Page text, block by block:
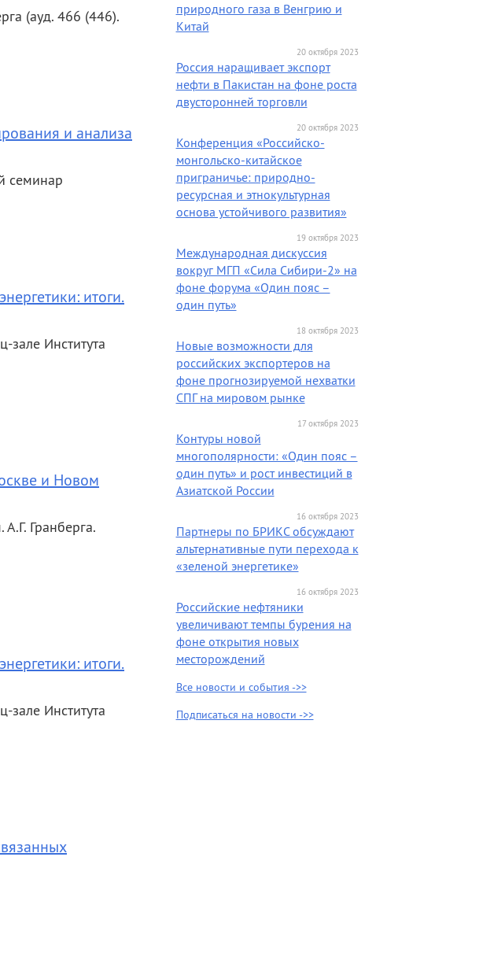
(ауд. 466 (446).
и анализа
семинар
итоги.
зале Института
и Новом
Гранберга.
итоги.
зале Института
природного газа в Венгрию и
Китай
20 октября 2023
Россия наращивает экспорт
нефти в Пакистан на фоне роста
двусторонней торговли
20 октября 2023
Конференция «Российско-
монгольско-китайское
приграничье: природно-
ресурсная и этнокультурная
основа устойчивого развития»
19 октября 2023
Международная дискуссия
вокруг МГП «Сила Сибири-2» на
фоне форума «Один пояс –
один путь»
18 октября 2023
Новые возможности для
российских экспортеров на
фоне прогнозируемой нехватки
СПГ на мировом рынке
17 октября 2023
Контуры новой
многополярности: «Один пояс –
один путь» и рост инвестиций в
Азиатской России
16 октября 2023
Партнеры по БРИКС обсуждают
альтернативные пути перехода к
«зеленой энергетике»
16 октября 2023
Российские нефтяники
увеличивают темпы бурения на
фоне открытия новых
месторождений
Все новости и события ->>
Подписаться на новости ->>